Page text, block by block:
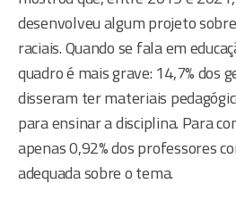
desenvolveu algum projeto
raciais. Quando se fala em
quadro é mais grave: 14,7% dos
disseram ter materiais
para ensinar a disciplina. Para
apenas 0,92% dos professores
adequada sobre o tema.